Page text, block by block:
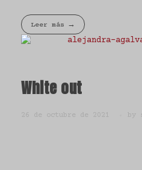
Leer más
White out
26 de octubre de 2021 by